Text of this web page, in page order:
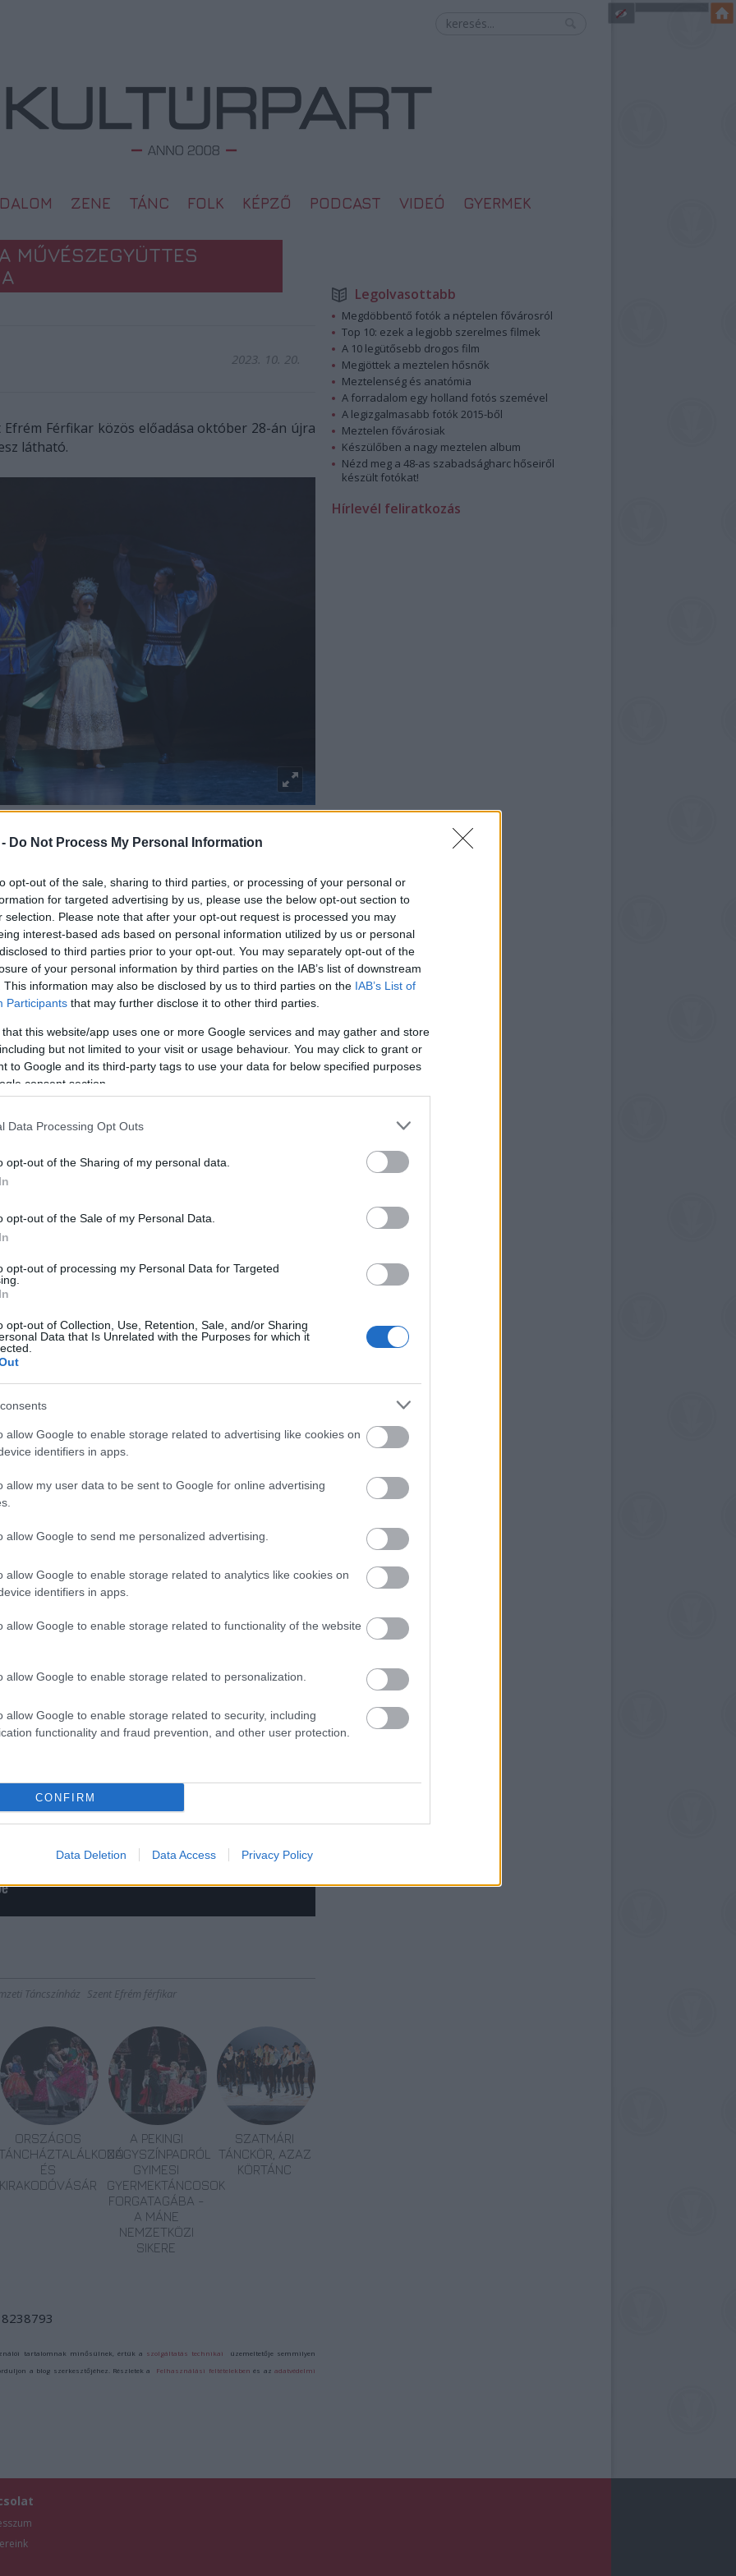
Do Not Process My Personal Information
opt-out of the sale, sharing to third parties, or processing of your personal or
for targeted advertising by us, please use the below opt-out section to
selection. Please note that after your opt-out request is processed you may
interest-based ads based on personal information utilized by us or personal
to third parties prior to your opt-out. You may separately opt-out of the
of your personal information by third parties on the IAB’s list of downstream
This information may also be disclosed by us to third parties on the IAB’s List of
Participants that may further disclose it to other third parties.
that this website/app uses one or more Google services and may gather and store
but not limited to your visit or usage behaviour. You may click to grant or
to Google and its third-party tags to use your data for below specified purposes
consent section.
Data Processing Opt Outs
opt-out of the Sharing of my personal data.
opt-out of the Sale of my Personal Data.
opt-out of processing my Personal Data for Targeted
opt-out of Collection, Use, Retention, Sale, and/or Sharing
Data that Is Unrelated with the Purposes for which it
allow Google to enable storage related to advertising like cookies on
identifiers in apps.
allow my user data to be sent to Google for online advertising
allow Google to send me personalized advertising.
allow Google to enable storage related to analytics like cookies on
identifiers in apps.
allow Google to enable storage related to functionality of the website
allow Google to enable storage related to personalization.
allow Google to enable storage related to security, including
functionality and fraud prevention, and other user protection.
CONFIRM
Data Deletion Data Access Privacy Policy
ZENE TÁNC FOLK KÉPZŐ PODCAST VIDEÓ GYERMEK
MŰVÉSZEGYÜTTES
2023. 10. 20.
Férfikar közös előadása október 28-án újra
látható.
mutatta be A Duna balladái – Táncok és
melyben a Szent Efrém Férfikar
a Duna-menti népek táncait és énekeit.
megalapítása óta ugyanaz: élni a hagyománnyal,
költészetet alkotni a néptáncból és szellemileg is
évben bemutatott A Duna balladái – Táncok és
– A Duna balladái – egyfajta romantikus
jelentésére, a táncra is. A Duna-menti népek
és tánccal elevenednek meg a színpadon a
kötődő rítusai.
valamint a színpadkép is egyedi és
táncai, illetve a hatalmas folyamot és az
tánc- és díszletelemekkel jelenítik majd
október 28-án.
Táncszínház Szent Efrém férfikar
ORSZÁGOS
TÁNCHÁZTALÁLKOZÓ
ÉS
KIRAKODÓVÁSÁR
A PEKINGI
NAGYSZÍNPADRÓL
GYIMESI
GYERMEKTÁNCOSOK
FORGATAGÁBA -
A MÁNE
NEMZETKÖZI
SIKERE
SZATMÁRI
TÁNCKÖR, AZAZ
KÖRTÁNC
tartalomnak minősülnek, értük a szolgáltatás technikai üzemeltetője semmilyen
a blog szerkesztőjéhez. Részletek a Felhasználási feltételekben és azadatvédelmi
Legolvasottabb
Megdöbbentő fotók a néptelen fővárosról
Top 10: ezek a legjobb szerelmes filmek
A 10 legütősebb drogos film
Megjöttek a meztelen hősnők
Meztelenség és anatómia
A forradalom egy holland fotós szemével
A legizgalmasabb fotók 2015-ből
Meztelen fővárosiak
Készülőben a nagy meztelen album
Nézd meg a 48-as szabadságharc hőseiről
készült fotókat!
Hírlevél feliratkozás